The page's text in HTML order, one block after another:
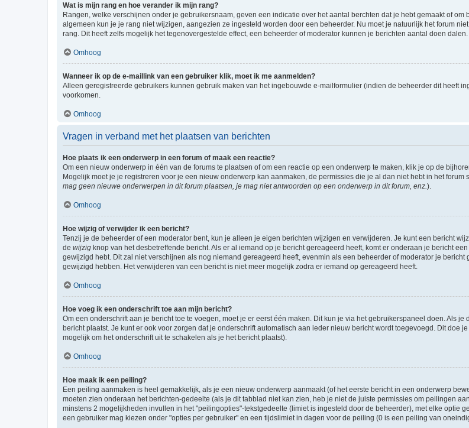
Wat is mijn rang en hoe verander ik mijn rang?
Rangen, welke verschijnen onder je gebruikersnaam, geven een indicatie over het aantal berchten dat je hebt gemaakt of
algemeen kun je je rang niet wijzigen, aangezien ze ingesteld worden door een beheerder. Nu moet je natuurlijk het forum
rang. Dit heeft zelfs mogelijk het tegenovergestelde effect, een beheerder of moderator kunnen je berichten aantal doen dalen.
Omhoog
Wanneer ik op de e-maillink van een gebruiker klik, moet ik me aanmelden?
Alleen geregistreerde gebruikers kunnen gebruik maken van het ingebouwde e-mailformulier (indien de beheerder dit heeft
voorkomen.
Omhoog
Vragen in verband met het plaatsen van berichten
Hoe plaats ik een onderwerp in een forum of maak een reactie?
Om een nieuw onderwerp in één van de forums te plaatsen of om een reactie op een onderwerp te maken, klik je op de
Mogelijk moet je je registreren voor je een nieuw onderwerp kan aanmaken, de permissies die je al dan niet hebt in het
mag geen nieuwe onderwerpen in dit forum plaatsen, je mag niet antwoorden op een onderwerp in dit forum, enz.).
Omhoog
Hoe wijzig of verwijder ik een bericht?
Tenzij je de beheerder of een moderator bent, kun je alleen je eigen berichten wijzigen en verwijderen. Je kunt een bericht
de wijzig knop van het desbetreffende bericht. Als er al iemand op je bericht gereageerd heeft, komt er onderaan je bericht
gewijzigd hebt. Dit zal niet verschijnen als nog niemand gereageerd heeft, evenmin als een beheerder of moderator je
gewijzigd hebben. Het verwijderen van een bericht is niet meer mogelijk zodra er iemand op gereageerd heeft.
Omhoog
Hoe voeg ik een onderschrift toe aan mijn bericht?
Om een onderschrift aan je bericht toe te voegen, moet je er eerst één maken. Dit kun je via het gebruikerspaneel doen. Als je
bericht plaatst. Je kunt er ook voor zorgen dat je onderschrift automatisch aan ieder nieuw bericht wordt toegevoegd. Dit doe
mogelijk om het onderschrift uit te schakelen als je het bericht plaatst).
Omhoog
Hoe maak ik een peiling?
Een peiling aanmaken is heel gemakkelijk, als je een nieuw onderwerp aanmaakt (of het eerste bericht in een onderwerp
moeten zien onderaan het berichten-gedeelte (als je dit tabblad niet kan zien, heb je niet de juiste permissies om peilingen
minstens 2 mogelijkheden invullen in het "peilingopties"-tekstgedeelte (limiet is ingesteld door de beheerder), met elke optie
een gebruiker mag kiezen onder "opties per gebruiker" en een tijdslimiet in dagen voor de peiling (0 is een peiling van